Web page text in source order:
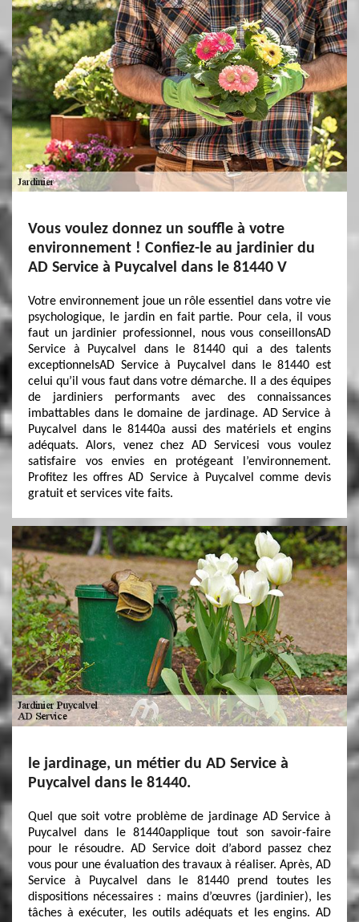
Vous voulez donnez un souffle à votre
environnement ! Confiez-le au jardinier du
AD Service à Puycalvel dans le 81440 V
Votre environnement joue un rôle essentiel dans votre vie
psychologique, le jardin en fait partie. Pour cela, il vous
faut un jardinier professionnel, nous vous conseillonsAD
Service à Puycalvel dans le 81440 qui a des talents
exceptionnelsAD Service à Puycalvel dans le 81440 est
celui qu’il vous faut dans votre démarche. Il a des équipes
de jardiniers performants avec des connaissances
imbattables dans le domaine de jardinage. AD Service à
Puycalvel dans le 81440a aussi des matériels et engins
adéquats. Alors, venez chez AD Servicesi vous voulez
satisfaire vos envies en protégeant l’environnement.
Profitez les offres AD Service à Puycalvel comme devis
gratuit et services vite faits.
le jardinage, un métier du AD Service à
Puycalvel dans le 81440.
Quel que soit votre problème de jardinage AD Service à
Puycalvel dans le 81440applique tout son savoir-faire
pour le résoudre. AD Service doit d’abord passez chez
vous pour une évaluation des travaux à réaliser. Après, AD
Service à Puycalvel dans le 81440 prend toutes les
dispositions nécessaires : mains d’œuvres (jardinier), les
tâches à exécuter, les outils adéquats et les engins. AD